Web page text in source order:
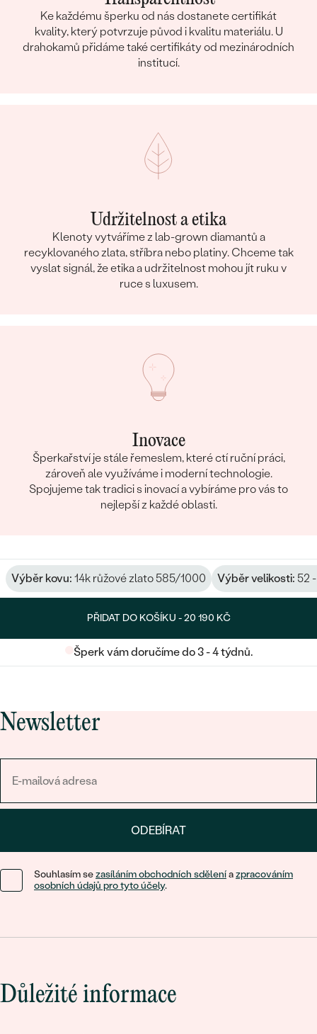
Ke každému šperku od nás dostanete certifikát
kvality, který potvrzuje původ i kvalitu materiálu. U
drahokamů přidáme také certifikáty od mezinárodních
institucí.
Udržitelnost a etika
Klenoty vytváříme z lab-grown diamantů a
recyklovaného zlata, stříbra nebo platiny. Chceme tak
vyslat signál, že etika a udržitelnost mohou jít ruku v
ruce s luxusem.
Inovace
Šperkařství je stále řemeslem, které ctí ruční práci,
zároveň ale využíváme i moderní technologie.
Spojujeme tak tradici s inovací a vybíráme pro vás to
nejlepší z každé oblasti.
Výběr kovu: 14k růžové zlato 585/1000 Výběr velikosti: 52
PŘIDAT DO KOŠÍKU -20 190 KČ
Šperk vám doručíme do 3 - 4 týdnů.
Newsletter
ODEBÍRAT
Souhlasím sezasíláním obchodních sděleníazpracováním
osobních údajů pro tyto účely.
Důležité informace